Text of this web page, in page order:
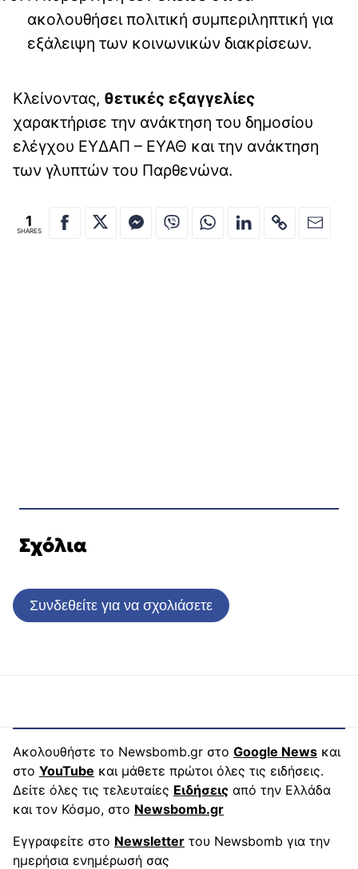
ακολουθήσει πολιτική συμπεριληπτική για
εξάλειψη των κοινωνικών διακρίσεων.
Κλείνοντας, θετικές εξαγγελίες
χαρακτήρισε την ανάκτηση του δημοσίου
ελέγχου ΕΥΔΑΠ – ΕΥΑΘ και την ανάκτηση
των γλυπτών του Παρθενώνα.
1
SHARES
Σχόλια
Συνδεθείτε για να σχολιάσετε
Ακολουθήστε το Newsbomb.gr στο Google News και
στο YouTube και μάθετε πρώτοι όλες τις ειδήσεις.
Δείτε όλες τις τελευταίες Ειδήσεις από την Ελλάδα
και τον Κόσμο, στο Newsbomb.gr
Εγγραφείτε στο Newsletter του Newsbomb για την
ημερήσια ενημέρωσή σας